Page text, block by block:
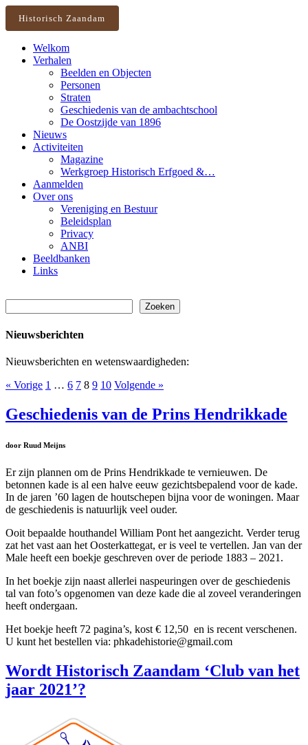
Historisch Zaandam
Welkom
Verhalen
Beelden en Objecten
Personen
Straten
Geschiedenis van de ambachtschool
De Oostzijde van 1896
Nieuws
Activiteiten
Magazine
Werkgroep Historisch Erfgoed &…
Aanmelden
Over ons
Vereniging en Bestuur
Beleidsplan
Privacy
ANBI
Beeldbanken
Links
Zoeken
Nieuwsberichten
Nieuwsberichten en wetenswaardigheden:
« Vorige 1 … 6 7 8 9 10 Volgende »
Geschiedenis van de Prins Hendrikkade
door Ruud Meijns
Er zijn plannen om de Prins Hendrikkade te vernieuwen. De
betonnen kade is al een halve eeuw gezichtsbepalend voor de kade.
In de jaren ’60 lagen de houtschepen bijna voor de woningen. Maar
de geschiedenis is natuurlijk veel ouder.
Ooit bepaalde houthandel William Pont het aangezicht. Verder terug
zat het vast aan het Oosterkattegat, er is veel te vertellen. Jan van der
Male heeft een boekje geschreven over de periode 1883 – 2021.
In het boekje zijn naast allerlei naspeuringen over de geschiedenis
tal van foto’s opgenomen van deze kade die al zoveel veranderingen
heeft ondergaan.
Het boekje heeft 72 pagina’s, kost € 12,50 en is recent verschenen.
U kunt het bestellen via: phkadehistorie@gmail.com
Wordt Historisch Zaandam ‘Club van het
jaar 2021’?